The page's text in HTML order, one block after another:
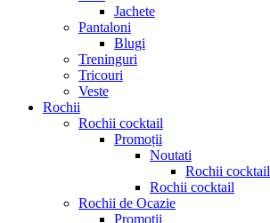
Jachete
Pantaloni
Blugi
Treninguri
Tricouri
Veste
Rochii
Rochii cocktail
Promoții
Noutati
Rochii cocktail
Rochii cocktail
Rochii de Ocazie
Promoții